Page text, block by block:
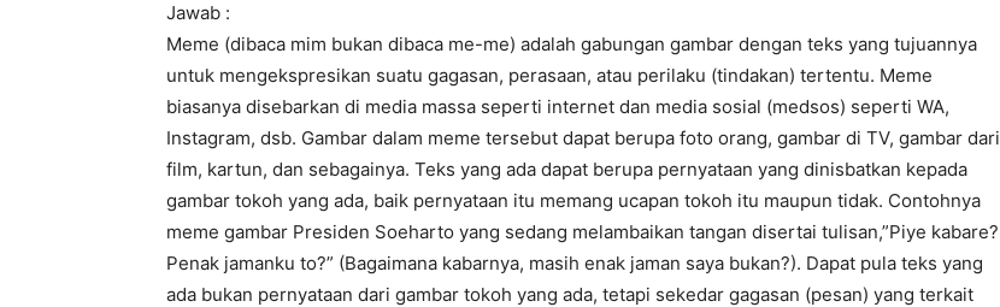
Jawab :
Meme (dibaca mim bukan dibaca me-me) adalah gabungan gambar dengan teks yang tujuannya
untuk mengekspresikan suatu gagasan, perasaan, atau perilaku (tindakan) tertentu. Meme
biasanya disebarkan di media massa seperti internet dan media sosial (medsos) seperti WA,
Instagram, dsb. Gambar dalam meme tersebut dapat berupa foto orang, gambar di TV, gambar dari
film, kartun, dan sebagainya. Teks yang ada dapat berupa pernyataan yang dinisbatkan kepada
gambar tokoh yang ada, baik pernyataan itu memang ucapan tokoh itu maupun tidak. Contohnya
meme gambar Presiden Soeharto yang sedang melambaikan tangan disertai tulisan,”Piye kabare?
Penak jamanku to?” (Bagaimana kabarnya, masih enak jaman saya bukan?). Dapat pula teks yang
ada bukan pernyataan dari gambar tokoh yang ada, tetapi sekedar gagasan (pesan) yang terkait